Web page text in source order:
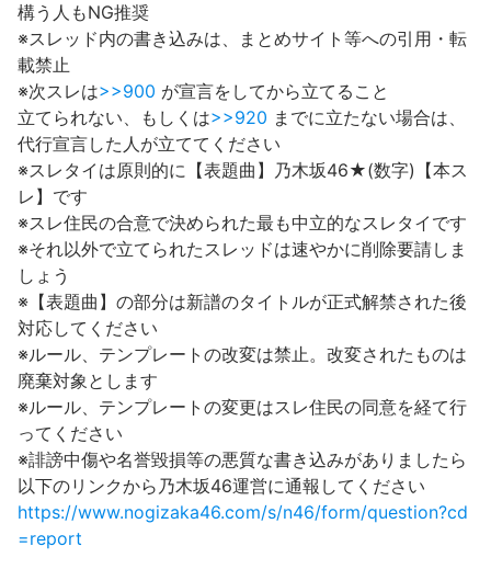
構う人もNG推奨
※スレッド内の書き込みは、まとめサイト等への引用・転
載禁止
※次スレは>>900 が宣言をしてから立てること
立てられない、もしくは>>920 までに立たない場合は、
代行宣言した人が立ててください
※スレタイは原則的に【表題曲】乃木坂46★(数字)【本ス
レ】です
※スレ住民の合意で決められた最も中立的なスレタイです
※それ以外で立てられたスレッドは速やかに削除要請しま
しょう
※【表題曲】の部分は新譜のタイトルが正式解禁された後
対応してください
※ルール、テンプレートの改変は禁止。改変されたものは
廃棄対象とします
※ルール、テンプレートの変更はスレ住民の同意を経て行
ってください
※誹謗中傷や名誉毀損等の悪質な書き込みがありましたら
以下のリンクから乃木坂46運営に通報してください
https://www.nogizaka46.com/s/n46/form/question?cd
=report